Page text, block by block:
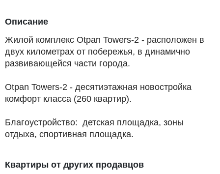
Описание
Жилой комплекс Otpan Towers-2 - расположен в
двух километрах от побережья, в динамично
развивающейся части города.
Otpan Towers-2 - десятиэтажная новостройка
комфорт класса (260 квартир).
Благоустройство: детская площадка, зоны
отдыха, спортивная площадка.
Квартиры от других продавцов